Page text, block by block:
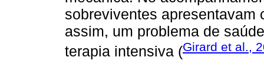
sobreviventes apresentavam
assim, um problema de
terapia intensiva (Girard et al.,